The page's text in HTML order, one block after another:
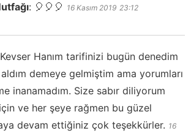
: 🎈🎈🎈 16 Kasım 2019 23:12
Hanım tarifinizi bugün denedim
demeye gelmiştim ama yorumları
inanamadım. Size sabır diliyorum
ve her şeye rağmen bu güzel
devam ettiğiniz çok teşekkürler. 16